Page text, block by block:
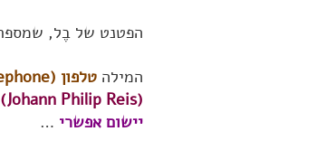
הפטנט של בֶל, שמספרו 174465, התקבל בתאריך 7 במרץ
המילה טלפון (Telephone)
(Johann Philip Reis), בשנת 1861
יישום אפשרי …